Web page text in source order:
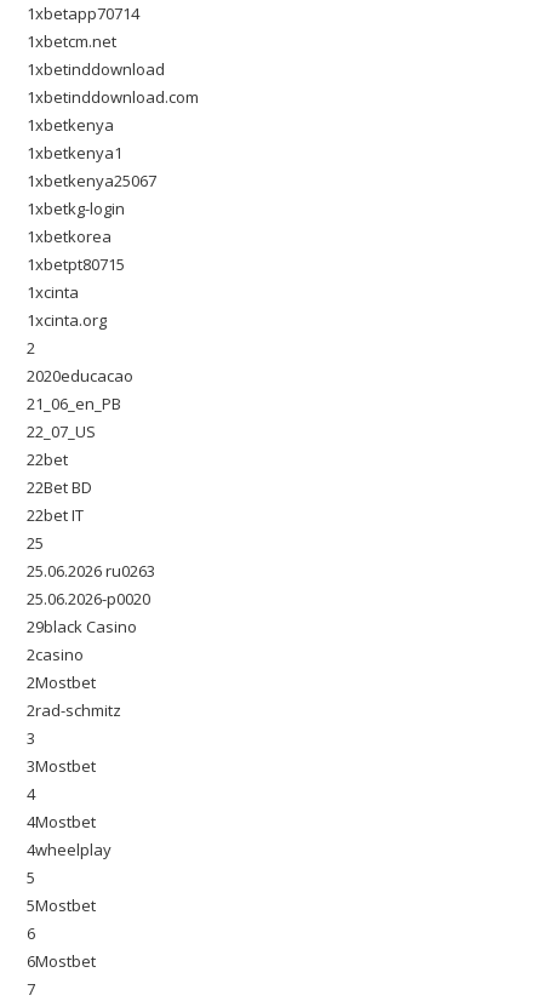
1xbetapp70714
1xbetcm.net
1xbetinddownload
1xbetinddownload.com
1xbetkenya
1xbetkenya1
1xbetkenya25067
1xbetkg-login
1xbetkorea
1xbetpt80715
1xcinta
1xcinta.org
2
2020educacao
21_06_en_PB
22_07_US
22bet
22Bet BD
22bet IT
25
25.06.2026 ru0263
25.06.2026-p0020
29black Casino
2casino
2Mostbet
2rad-schmitz
3
3Mostbet
4
4Mostbet
4wheelplay
5
5Mostbet
6
6Mostbet
7